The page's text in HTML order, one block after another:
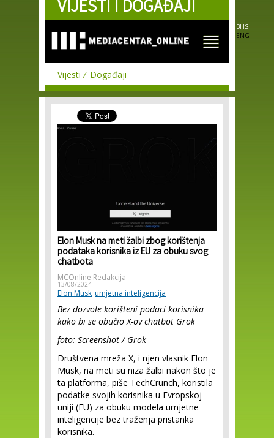
Skip to
main
VIJESTI I DOGAĐAJI
BHS
ENG
Vijesti Događaji
Elon Musk na meti žalbi zbog korištenja
podataka korisnika iz EU za obuku svog
chatbota
MCOnline Redakcija
13/08/2024
Elon Musk umjetna inteligencija
Bez dozvole korišteni podaci korisnika
kako bi se obučio X-ov chatbot Grok
foto: Screenshot / Grok
Društvena mreža X, i njen vlasnik Elon
Musk, na meti su niza žalbi nakon što je
ta platforma, piše TechCrunch, koristila
podatke svojih korisnika u Evropskoj
uniji (EU) za obuku modela umjetne
inteligencije bez traženja pristanka
korisnika.